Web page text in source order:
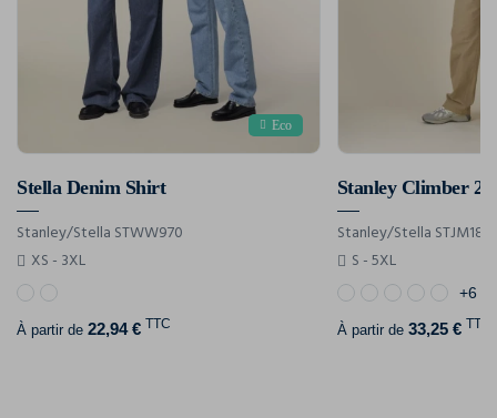
Eco
Stella Denim Shirt
Stanley/Stella STWW970
XS - 3XL
À partir de 22,94 € TTC
Stanley Climber 2.0
Stanley/Stella STJM189
S - 5XL
+6
À partir de 33,25 € TTC